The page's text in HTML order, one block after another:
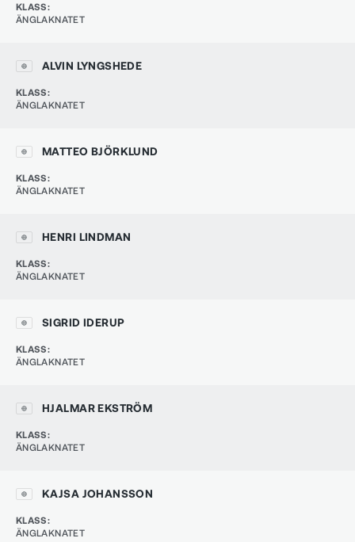
KLASS:
ÄNGLAKNATET
ALVIN LYNGSHEDE
KLASS:
ÄNGLAKNATET
MATTEO BJÖRKLUND
KLASS:
ÄNGLAKNATET
HENRI LINDMAN
KLASS:
ÄNGLAKNATET
SIGRID IDERUP
KLASS:
ÄNGLAKNATET
HJALMAR EKSTRÖM
KLASS:
ÄNGLAKNATET
KAJSA JOHANSSON
KLASS:
ÄNGLAKNATET